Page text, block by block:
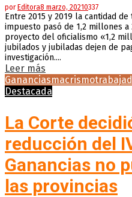
por Editora8 marzo, 20210337
Entre 2015 y 2019 la cantidad
impuesto pasó de 1,2 millones
proyecto del oficialismo «1,2
jubilados y jubiladas dejen de
investigación....
Leer más
Gananciasmacrismo
Destacada
La Corte
reducción del
Ganancias no
las provincias